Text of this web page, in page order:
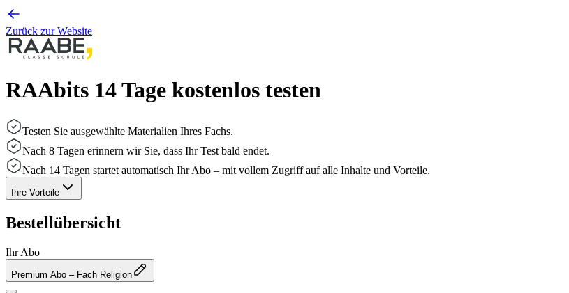
Zurück zur Website
RAAbits 14 Tage kostenlos testen
Testen Sie ausgewählte Materialien Ihres Fachs.
Nach 8 Tagen erinnern wir Sie, dass Ihr Test bald endet.
Nach 14 Tagen startet automatisch Ihr Abo – mit vollem Zugriff auf alle Inhalte und Vorteile.
Ihre Vorteile
Bestellübersicht
Ihr Abo
Premium Abo – Fach Religion